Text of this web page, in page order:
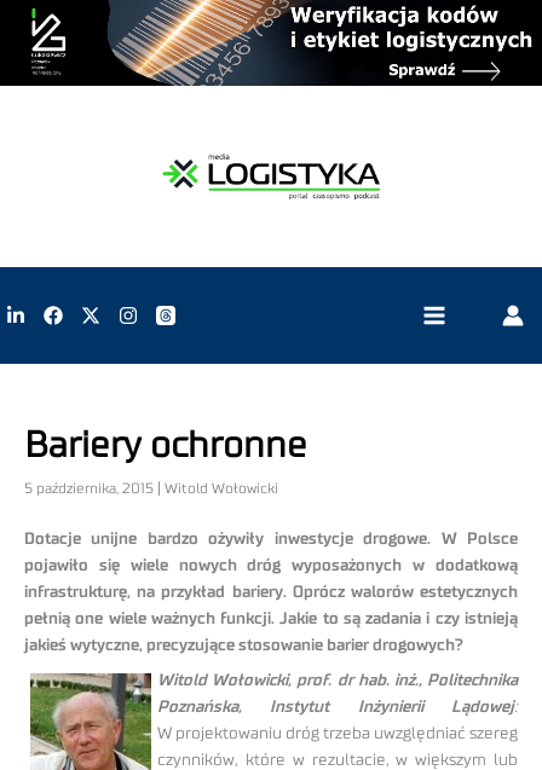
Bariery ochronne
5 października, 2015 | Witold Wołowicki
Dotacje unijne bardzo ożywiły inwestycje drogowe. W Polsce
pojawiło się wiele nowych dróg wyposażonych w dodatkową
infrastrukturę, na przykład bariery. Oprócz walorów estetycznych
pełnią one wiele ważnych funkcji. Jakie to są zadania i czy istnieją
jakieś wytyczne, precyzujące stosowanie barier drogowych?
Witold Wołowicki, prof. dr hab. inż., Politechnika
Poznańska, Instytut Inżynierii Lądowej:
W projektowaniu dróg trzeba uwzględniać szereg
czynników, które w rezultacie, w większym lub